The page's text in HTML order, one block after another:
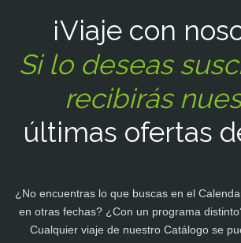
¡Viaje con
Si lo deseas
recibirás
últimas ofertas
¿No encuentras lo que buscas en el
en otras fechas? ¿Con un programa
Cualquier viaje de nuestro Catálogo se